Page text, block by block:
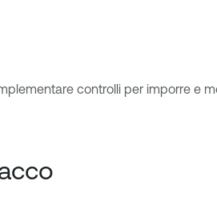
controlli per imporre e